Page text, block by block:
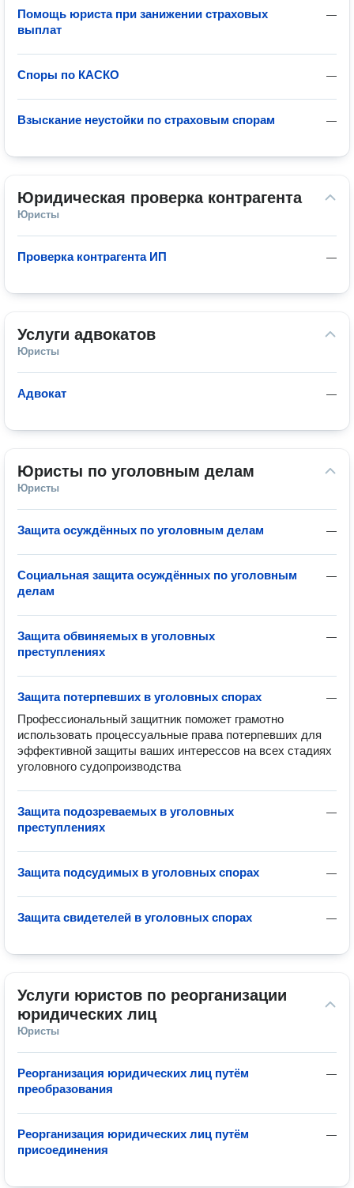
—
Помощь юриста при занижении страховых
выплат
—
Споры по КАСКО
—
Взыскание неустойки по страховым спорам
Юридическая проверка контрагента
Юристы
—
Проверка контрагента ИП
Услуги адвокатов
Юристы
—
Адвокат
Юристы по уголовным делам
Юристы
—
Защита осуждённых по уголовным делам
—
Социальная защита осуждённых по уголовным
делам
—
Защита обвиняемых в уголовных
преступлениях
—
Защита потерпевших в уголовных спорах
Профессиональный защитник поможет грамотно
использовать процессуальные права потерпевших для
эффективной защиты ваших интерессов на всех стадиях
уголовного судопроизводства
—
Защита подозреваемых в уголовных
преступлениях
—
Защита подсудимых в уголовных спорах
—
Защита свидетелей в уголовных спорах
Услуги юристов по реорганизации
юридических лиц
Юристы
—
Реорганизация юридических лиц путём
преобразования
—
Реорганизация юридических лиц путём
присоединения